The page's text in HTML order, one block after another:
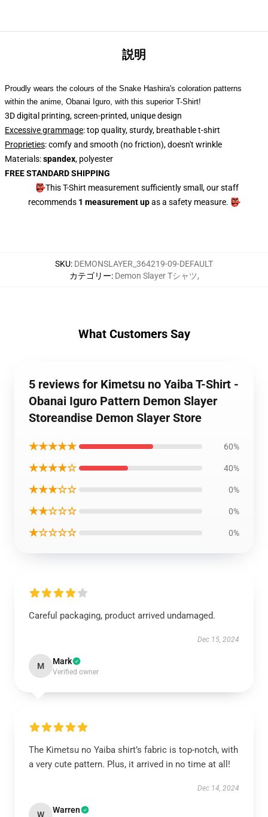
説明
Proudly wears the colours of the Snake Hashira's coloration patterns
within the anime, Obanai Iguro, with this superior T-Shirt!
3D digital printing, screen-printed, unique design
Excessive grammage: top quality, sturdy, breathable t-shirt
Proprieties: comfy and smooth (no friction), doesn't wrinkle
Materials:spandex, polyester
FREE STANDARD SHIPPING
👺This T-Shirt measurement sufficiently small, our staff
recommends 1 measurement upas a safety measure. 👺
SKU: DEMONSLAYER_364219-09-DEFAULT
カテゴリー: Demon Slayer Tシャツ,
What Customers Say
5 reviews for Kimetsu no Yaiba T-Shirt -
Obanai Iguro Pattern Demon Slayer
Storeandise Demon Slayer Store
★★★★★ 60%
★★★★☆ 40%
★★★☆☆ 0%
★★☆☆☆ 0%
★☆☆☆☆ 0%
Careful packaging, product arrived undamaged.
Dec 15, 2024
M Mark
Verified owner
The Kimetsu no Yaiba shirt’s fabric is top-notch, with
a very cute pattern. Plus, it arrived in no time at all!
Dec 14, 2024
W Warren